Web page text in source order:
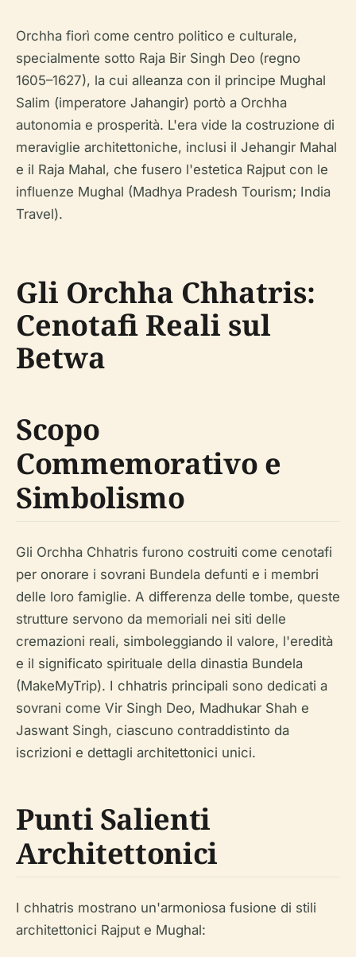
Orchha fiorì come centro politico e culturale,
specialmente sotto Raja Bir Singh Deo (regno
1605–1627), la cui alleanza con il principe Mughal
Salim (imperatore Jahangir) portò a Orchha
autonomia e prosperità. L'era vide la costruzione di
meraviglie architettoniche, inclusi il Jehangir Mahal
e il Raja Mahal, che fusero l'estetica Rajput con le
influenze Mughal (Madhya Pradesh Tourism; India
Travel).
Gli Orchha Chhatris:
Cenotafi Reali sul
Betwa
Scopo
Commemorativo e
Simbolismo
Gli Orchha Chhatris furono costruiti come cenotafi
per onorare i sovrani Bundela defunti e i membri
delle loro famiglie. A differenza delle tombe, queste
strutture servono da memoriali nei siti delle
cremazioni reali, simboleggiando il valore, l'eredità
e il significato spirituale della dinastia Bundela
(MakeMyTrip). I chhatris principali sono dedicati a
sovrani come Vir Singh Deo, Madhukar Shah e
Jaswant Singh, ciascuno contraddistinto da
iscrizioni e dettagli architettonici unici.
Punti Salienti
Architettonici
I chhatris mostrano un'armoniosa fusione di stili
architettonici Rajput e Mughal: